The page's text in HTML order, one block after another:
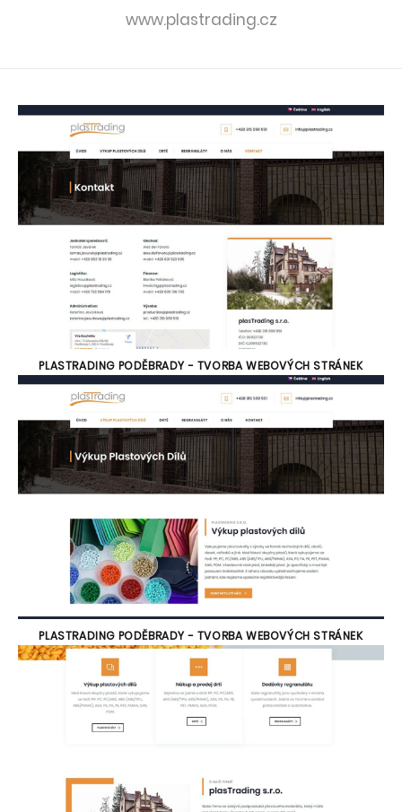
www.plastrading.cz
PLASTRADING PODĚBRADY - TVORBA WEBOVÝCH STRÁNEK
PLASTRADING PODĚBRADY - TVORBA WEBOVÝCH STRÁNEK